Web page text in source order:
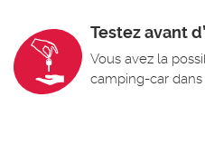
Testez avant
Vous avez la
camping-car